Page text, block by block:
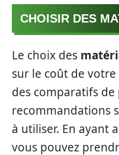
CHOISIR DES
Le choix des
sur le coût de
des comparatifs de
recommandations
à utiliser. En ayant
vous pouvez